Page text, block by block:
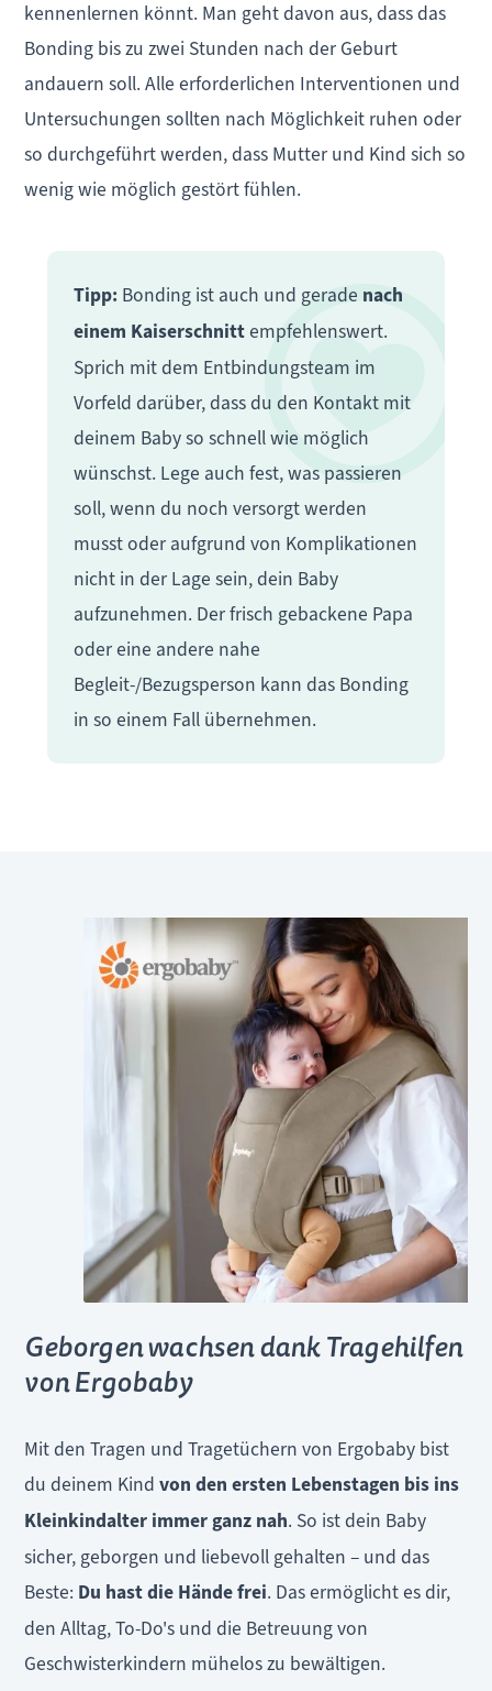
kennenlernen könnt. Man geht davon aus, dass das
Bonding bis zu zwei Stunden nach der Geburt
andauern soll. Alle erforderlichen Interventionen und
Untersuchungen sollten nach Möglichkeit ruhen oder
so durchgeführt werden, dass Mutter und Kind sich so
wenig wie möglich gestört fühlen.
Tipp: Bonding ist auch und gerade nach
einem Kaiserschnittempfehlenswert.
Sprich mit dem Entbindungsteam im
Vorfeld darüber, dass du den Kontakt mit
deinem Baby so schnell wie möglich
wünschst. Lege auch fest, was passieren
soll, wenn du noch versorgt werden
musst oder aufgrund von Komplikationen
nicht in der Lage sein, dein Baby
aufzunehmen. Der frisch gebackene Papa
oder eine andere nahe
Begleit-/Bezugsperson kann das Bonding
in so einem Fall übernehmen.
Geborgen wachsen dank Tragehilfen
von Ergobaby
Mit den Tragen und Tragetüchern von Ergobaby bist
du deinem Kindvon den ersten Lebenstagen bis ins
Kleinkindalter immer ganz nah. So ist dein Baby
sicher, geborgen und liebevoll gehalten – und das
Beste: Du hast die Hände frei. Das ermöglicht es dir,
den Alltag, To-Do's und die Betreuung von
Geschwisterkindern mühelos zu bewältigen.